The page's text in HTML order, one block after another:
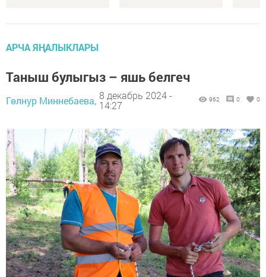
АРЧА ЯҢАЛЫКЛАРЫ
Таныш булыгыз – яшь белгеч
Гөлнур Миннебаева, 8 декабрь 2024 -
14:27
962 0 0